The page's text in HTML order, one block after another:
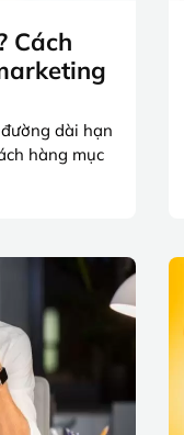
Cách
dài hạn
hàng mục